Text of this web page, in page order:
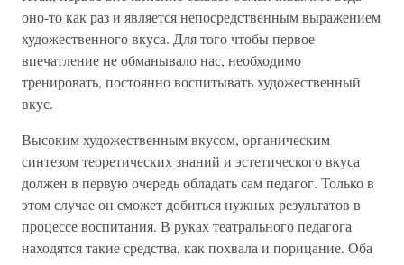
оно-то как раз и является непосредственным выражением
художественного вкуса. Для того чтобы первое
впечатление не обманывало нас, необходимо
тренировать, постоянно воспитывать художественный
вкус.
Высоким художественным вкусом, органическим
синтезом теоретических знаний и эстетического вкуса
должен в первую очередь обладать сам педагог. Только в
этом случае он сможет добиться нужных результатов в
процессе воспитания. В руках театрального педагога
находятся такие средства, как похвала и порицание. Оба